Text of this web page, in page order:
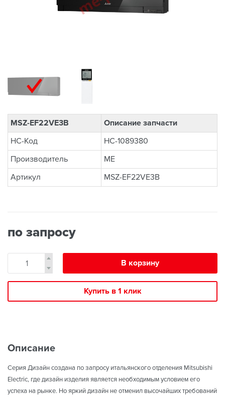
MSZ-EF22VE3B
Описание запчасти
НС-Код
НС-1089380
Производитель
ME
Артикул
MSZ-EF22VE3B
по запросу
В корзину
Купить в 1 клик
Описание
Серия Дизайн создана по запросу итальянского отделения Mitsubishi
Electric, где дизайн изделия является необходимым условием его
успеха на рынке. Но яркий дизайн не отменил высочайших требований